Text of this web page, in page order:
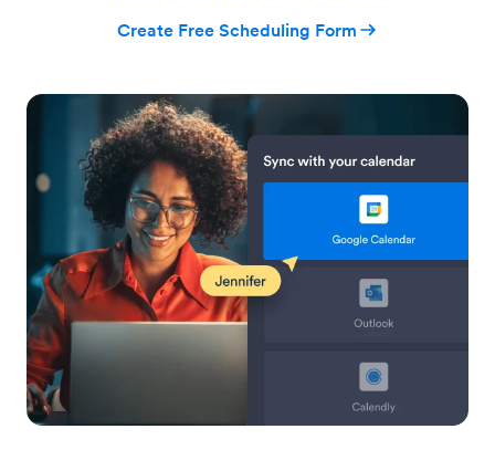
Create Free Scheduling Form